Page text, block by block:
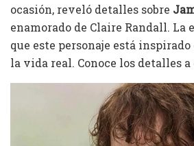
ocasión, reveló detalles sobre
enamorado de Claire Randall. La
que este personaje está inspirado
la vida real. Conoce los detalles